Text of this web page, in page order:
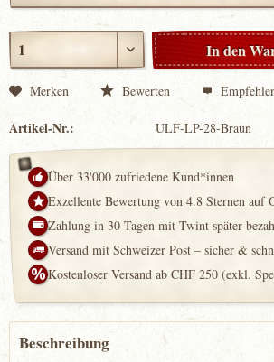
In den
Merken Bewerten
Artikel-Nr.: ULF-LP-28-Braun
Über 33'000 zufriedene Kund*innen
Exzellente Bewertung von 4.8 Sternen auf
Zahlung in 30 Tagen mit Twint später
Versand mit Schweizer Post – sicher &
Kostenloser Versand ab CHF 250 (exkl.
Beschreibung